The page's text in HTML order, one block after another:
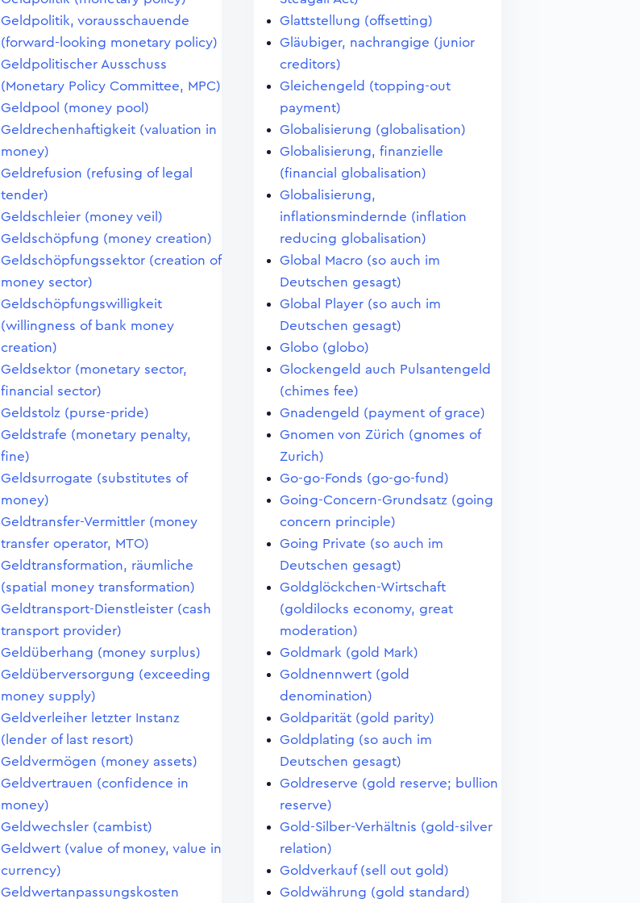
Geldpolitik, vorausschauende
(forward-looking monetary policy)
Geldpolitischer Ausschuss
(Monetary Policy Committee, MPC)
Geldpool (money pool)
Geldrechenhaftigkeit (valuation in
money)
Geldrefusion (refusing of legal
tender)
Geldschleier (money veil)
Geldschöpfung (money creation)
Geldschöpfungssektor (creation of
money sector)
Geldschöpfungswilligkeit
(willingness of bank money
creation)
Geldsektor (monetary sector,
financial sector)
Geldstolz (purse-pride)
Geldstrafe (monetary penalty,
fine)
Geldsurrogate (substitutes of
money)
Geldtransfer-Vermittler (money
transfer operator, MTO)
Geldtransformation, räumliche
(spatial money transformation)
Geldtransport-Dienstleister (cash
transport provider)
Geldüberhang (money surplus)
Geldüberversorgung (exceeding
money supply)
Geldverleiher letzter Instanz
(lender of last resort)
Geldvermögen (money assets)
Geldvertrauen (confidence in
money)
Geldwechsler (cambist)
Geldwert (value of money, value in
currency)
Geldwertanpassungskosten
Glattstellung (offsetting)
Gläubiger, nachrangige (junior
creditors)
Gleichengeld (topping-out
payment)
Globalisierung (globalisation)
Globalisierung, finanzielle
(financial globalisation)
Globalisierung,
inflationsmindernde (inflation
reducing globalisation)
Global Macro (so auch im
Deutschen gesagt)
Global Player (so auch im
Deutschen gesagt)
Globo (globo)
Glockengeld auch Pulsantengeld
(chimes fee)
Gnadengeld (payment of grace)
Gnomen von Zürich (gnomes of
Zurich)
Go-go-Fonds (go-go-fund)
Going-Concern-Grundsatz (going
concern principle)
Going Private (so auch im
Deutschen gesagt)
Goldglöckchen-Wirtschaft
(goldilocks economy, great
moderation)
Goldmark (gold Mark)
Goldnennwert (gold
denomination)
Goldparität (gold parity)
Goldplating (so auch im
Deutschen gesagt)
Goldreserve (gold reserve; bullion
reserve)
Gold-Silber-Verhältnis (gold-silver
relation)
Goldverkauf (sell out gold)
Goldwährung (gold standard)